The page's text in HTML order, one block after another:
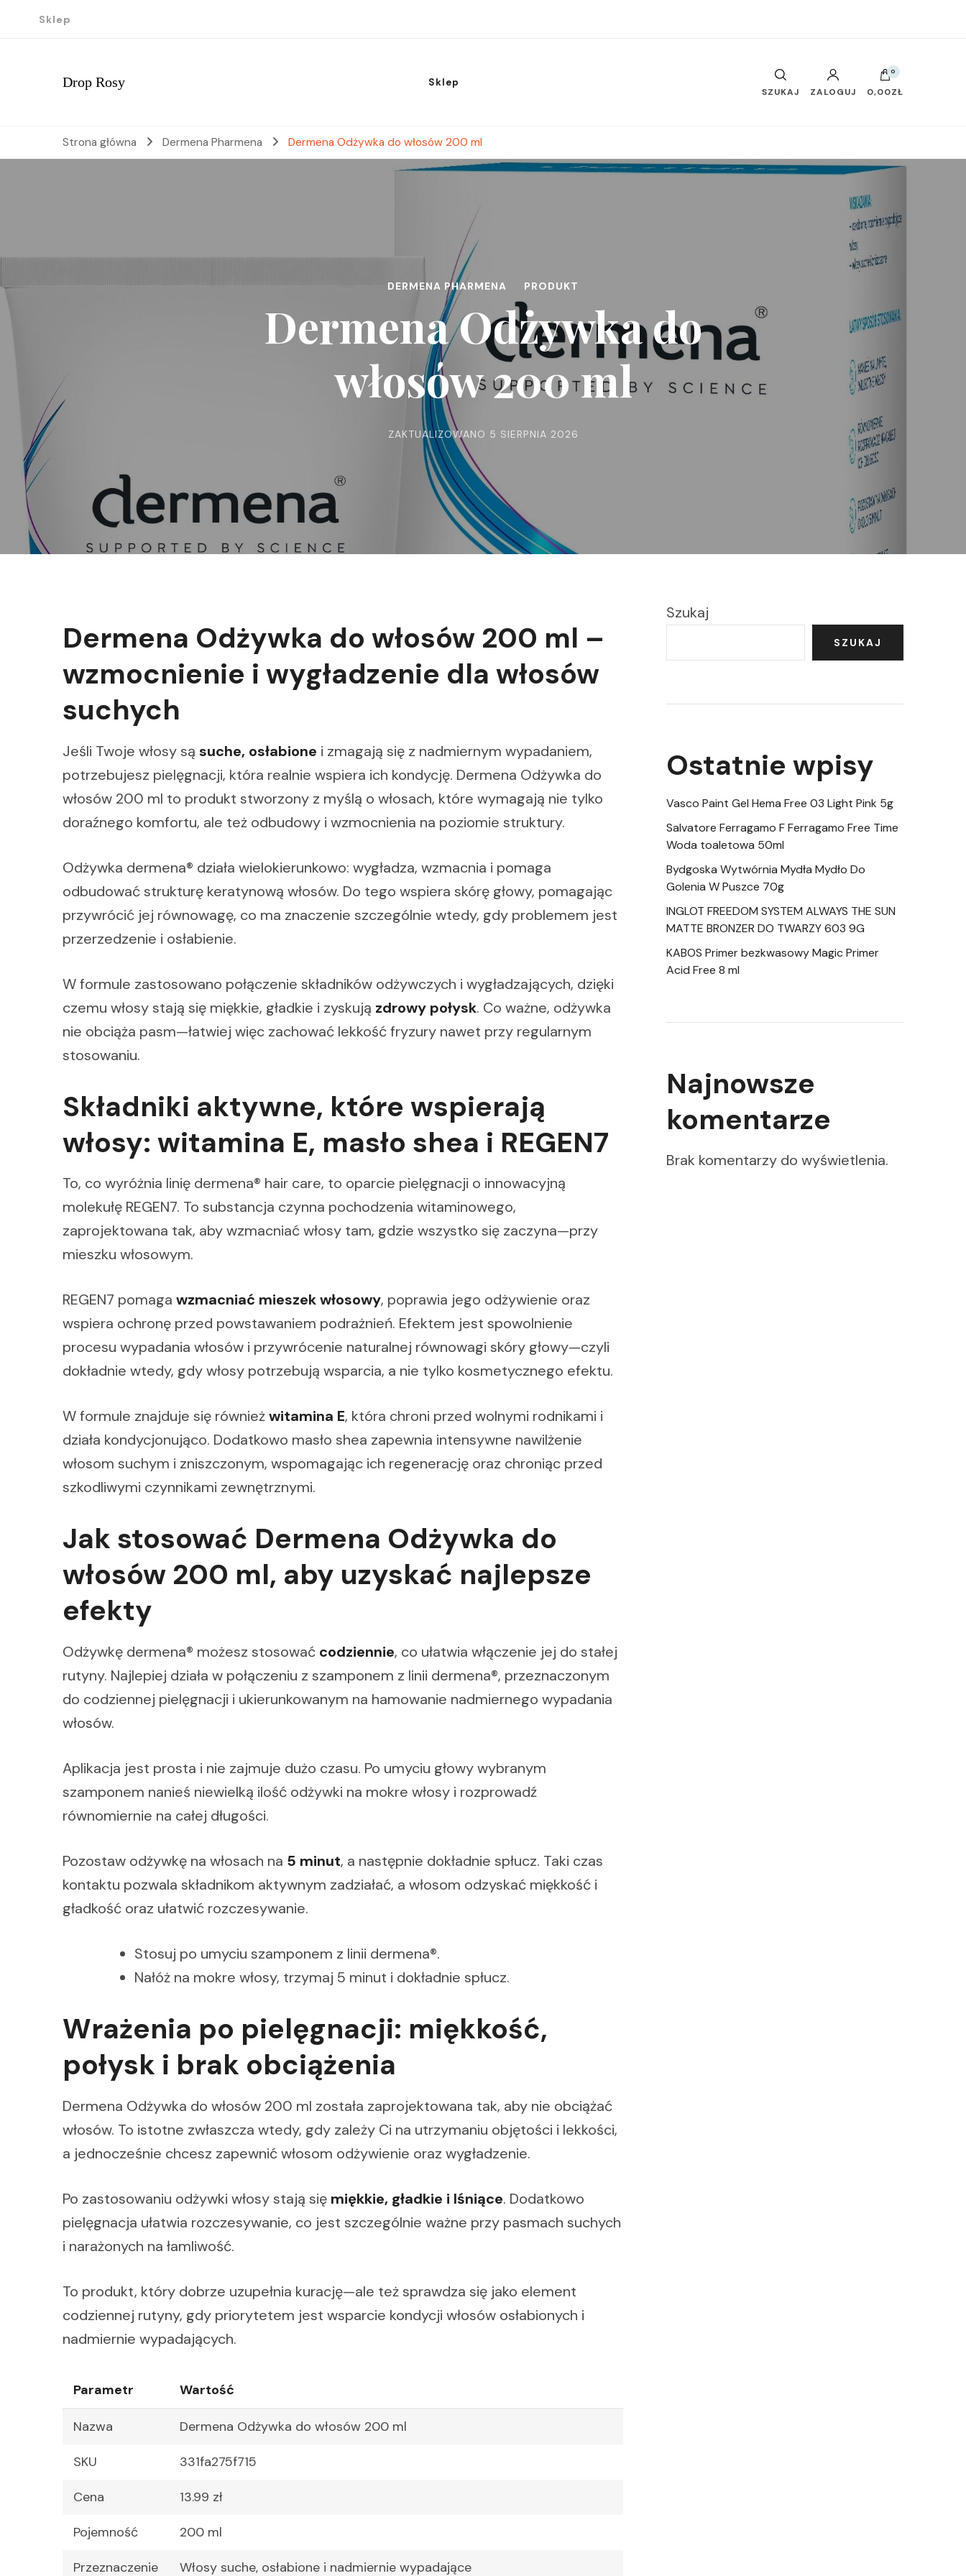
Sklep
Drop Rosy Sklep
SZUKAJ ZALOGUJ
0
0,00ZŁ
Strona główna Dermena Pharmena Dermena Odżywka do włosów 200 ml
DERMENA PHARMENA PRODUKT
Dermena Odżywka do
włosów 200 ml
ZAKTUALIZOWANO 5 SIERPNIA 2026
Dermena Odżywka do włosów 200 ml –
wzmocnienie i wygładzenie dla włosów
suchych
Jeśli Twoje włosy są suche, osłabione i zmagają się z nadmiernym wypadaniem,
potrzebujesz pielęgnacji, która realnie wspiera ich kondycję. Dermena Odżywka do
włosów 200 ml to produkt stworzony z myślą o włosach, które wymagają nie tylko
doraźnego komfortu, ale też odbudowy i wzmocnienia na poziomie struktury.
Odżywka dermena® działa wielokierunkowo: wygładza, wzmacnia i pomaga
odbudować strukturę keratynową włosów. Do tego wspiera skórę głowy, pomagając
przywrócić jej równowagę, co ma znaczenie szczególnie wtedy, gdy problemem jest
przerzedzenie i osłabienie.
W formule zastosowano połączenie składników odżywczych i wygładzających, dzięki
czemu włosy stają się miękkie, gładkie i zyskują zdrowy połysk. Co ważne, odżywka
nie obciąża pasm—łatwiej więc zachować lekkość fryzury nawet przy regularnym
stosowaniu.
Składniki aktywne, które wspierają
włosy: witamina E, masło shea i REGEN7
To, co wyróżnia linię dermena® hair care, to oparcie pielęgnacji o innowacyjną
molekułę REGEN7. To substancja czynna pochodzenia witaminowego,
zaprojektowana tak, aby wzmacniać włosy tam, gdzie wszystko się zaczyna—przy
mieszku włosowym.
REGEN7 pomaga wzmacniać mieszek włosowy, poprawia jego odżywienie oraz
wspiera ochronę przed powstawaniem podrażnień. Efektem jest spowolnienie
procesu wypadania włosów i przywrócenie naturalnej równowagi skóry głowy—czyli
dokładnie wtedy, gdy włosy potrzebują wsparcia, a nie tylko kosmetycznego efektu.
W formule znajduje się równieżwitamina E, która chroni przed wolnymi rodnikami i
działa kondycjonująco. Dodatkowo masło shea zapewnia intensywne nawilżenie
włosom suchym i zniszczonym, wspomagając ich regenerację oraz chroniąc przed
szkodliwymi czynnikami zewnętrznymi.
Jak stosować Dermena Odżywka do
włosów 200 ml, aby uzyskać najlepsze
efekty
Odżywkę dermena® możesz stosować codziennie, co ułatwia włączenie jej do stałej
rutyny. Najlepiej działa w połączeniu z szamponem z linii dermena®, przeznaczonym
do codziennej pielęgnacji i ukierunkowanym na hamowanie nadmiernego wypadania
włosów.
Aplikacja jest prosta i nie zajmuje dużo czasu. Po umyciu głowy wybranym
szamponem nanieś niewielką ilość odżywki na mokre włosy i rozprowadź
równomiernie na całej długości.
Pozostaw odżywkę na włosach na 5 minut, a następnie dokładnie spłucz. Taki czas
kontaktu pozwala składnikom aktywnym zadziałać, a włosom odzyskać miękkość i
gładkość oraz ułatwić rozczesywanie.
Stosuj po umyciu szamponem z linii dermena®.
Nałóż na mokre włosy, trzymaj 5 minut i dokładnie spłucz.
Wrażenia po pielęgnacji: miękkość,
połysk i brak obciążenia
Dermena Odżywka do włosów 200 ml została zaprojektowana tak, aby nie obciążać
włosów. To istotne zwłaszcza wtedy, gdy zależy Ci na utrzymaniu objętości i lekkości,
a jednocześnie chcesz zapewnić włosom odżywienie oraz wygładzenie.
Po zastosowaniu odżywki włosy stają się miękkie, gładkie i lśniące. Dodatkowo
pielęgnacja ułatwia rozczesywanie, co jest szczególnie ważne przy pasmach suchych
i narażonych na łamliwość.
To produkt, który dobrze uzupełnia kurację—ale też sprawdza się jako element
codziennej rutyny, gdy priorytetem jest wsparcie kondycji włosów osłabionych i
nadmiernie wypadających.
Parametr Wartość
Nazwa Dermena Odżywka do włosów 200 ml
SKU 331fa275f715
Cena 13.99 zł
Pojemność 200 ml
Przeznaczenie Włosy suche, osłabione i nadmiernie wypadające
Szukaj
SZUKAJ
Ostatnie wpisy
Vasco Paint Gel Hema Free 03 Light Pink 5g
Salvatore Ferragamo F Ferragamo Free Time
Woda toaletowa 50ml
Bydgoska Wytwórnia Mydła Mydło Do
Golenia W Puszce 70g
INGLOT FREEDOM SYSTEM ALWAYS THE SUN
MATTE BRONZER DO TWARZY 603 9G
KABOS Primer bezkwasowy Magic Primer
Acid Free 8 ml
Najnowsze
komentarze
Brak komentarzy do wyświetlenia.